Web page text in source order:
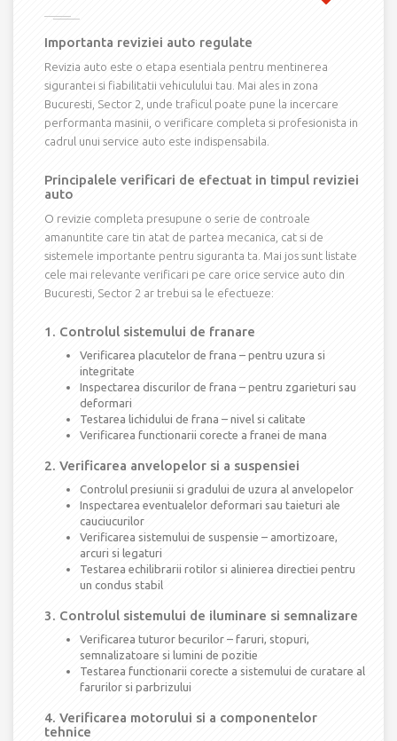
Importanta reviziei auto regulate
Revizia auto este o etapa esentiala pentru mentinerea
sigurantei si fiabilitatii vehiculului tau. Mai ales in zona
Bucuresti, Sector 2, unde traficul poate pune la incercare
performanta masinii, o verificare completa si profesionista in
cadrul unui service auto este indispensabila.
Principalele verificari de efectuat in timpul reviziei
auto
O revizie completa presupune o serie de controale
amanuntite care tin atat de partea mecanica, cat si de
sistemele importante pentru siguranta ta. Mai jos sunt listate
cele mai relevante verificari pe care orice service auto din
Bucuresti, Sector 2 ar trebui sa le efectueze:
1. Controlul sistemului de franare
Verificarea placutelor de frana – pentru uzura si
integritate
Inspectarea discurilor de frana – pentru zgarieturi sau
deformari
Testarea lichidului de frana – nivel si calitate
Verificarea functionarii corecte a franei de mana
2. Verificarea anvelopelor si a suspensiei
Controlul presiunii si gradului de uzura al anvelopelor
Inspectarea eventualelor deformari sau taieturi ale
cauciucurilor
Verificarea sistemului de suspensie – amortizoare,
arcuri si legaturi
Testarea echilibrarii rotilor si alinierea directiei pentru
un condus stabil
3. Controlul sistemului de iluminare si semnalizare
Verificarea tuturor becurilor – faruri, stopuri,
semnalizatoare si lumini de pozitie
Testarea functionarii corecte a sistemului de curatare al
farurilor si parbrizului
4. Verificarea motorului si a componentelor
tehnice